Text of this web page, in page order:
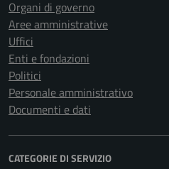
Organi di governo
Aree amministrative
Uffici
Enti e fondazioni
Politici
Personale amministrativo
Documenti e dati
CATEGORIE DI SERVIZIO